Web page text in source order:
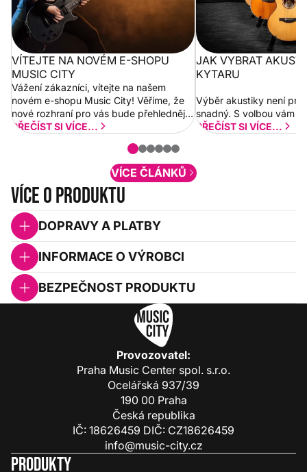
VÍTEJTE NA NOVÉM E-SHOPU
MUSIC CITY
Vážení zákazníci, vítejte na našem
novém e-shopu Music City! Věříme, že
nové rozhraní pro vás bude přehlednější
a rychlejší. Postupně budeme přidávat
PŘEČÍST SI VÍCE...
JAK VYBRAT
KYTARU
Výběr akustiky není pro
snadný. S volbou vám
PŘEČÍST SI VÍCE...
VÍCE ČLÁNKŮ
Více o produktu
DOPRAVY A PLATBY
INFORMACE O VÝROBCI
BEZPEČNOST PRODUKTU
Provozovatel:
Praha Music Center spol. s.r.o.
Ocelářská 937/39
190 00 Praha
Česká republika
IČ: 18626459 DIČ: CZ18626459
info@music-city.cz
Produkty